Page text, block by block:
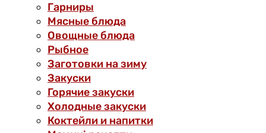
Гарниры
Мясные блюда
Овощные блюда
Рыбное
Заготовки на зиму
Закуски
Горячие закуски
Холодные закуски
Коктейли и напитки